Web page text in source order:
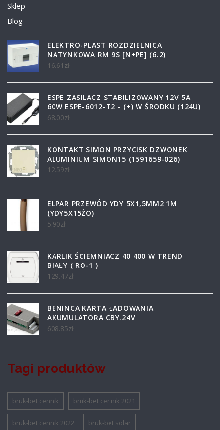
Sklep
Blog
ELEKTRO-PLAST ROZDZIELNICA
NATYNKOWA RM 9S [N+PE] (6.2)
16.61 zł
ESPE ZASILACZ STABILIZOWANY 12V 5A
60W ESPE-6012-T2 - (+) W ŚRODKU (124U)
68.00zł
KONTAKT SIMON PRZYCISK DZWONEK
ALUMINIUM SIMON15 (1591659-026)
12.59zł
ELPAR PRZEWÓD YDY 5X1,5MM2 1M
(YDY5X15ŻO)
5.90zł
KARLIK ŚCIEMNIACZ 40 400 W TREND
BIAŁY ( RO-1 )
129.47zł
BENINCA KARTA ŁADOWANIA
AKUMULATORA CBY.24V
608.85zł
Tagi produktów
bruk-bet cennik bruk-bet cennik 2021
bruk-bet cennik 2022 bruk-bet solar